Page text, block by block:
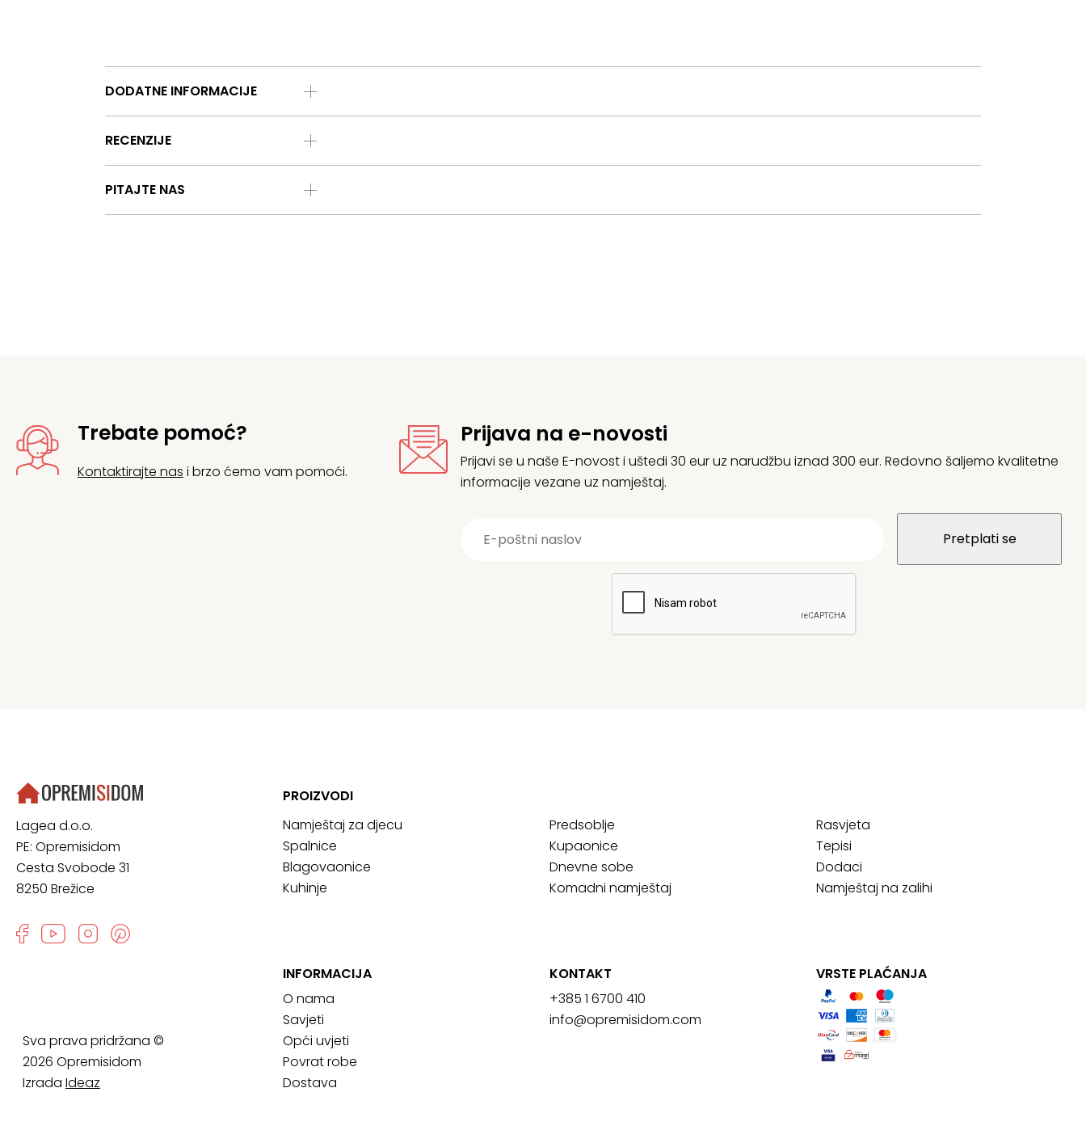
DODATNE INFORMACIJE
RECENZIJE
PITAJTE NAS
Trebate pomoć?
Kontaktirajte nas i brzo ćemo vam pomoći.
Prijava na e-novosti
Prijavi se u naše E-novost i uštedi 30 eur uz narudžbu iznad 300 eur. Redovno šaljemo kvalitetne
informacije vezane uz namještaj.
Lagea d.o.o.
PE: Opremisidom
Cesta Svobode 31
8250 Brežice
Sva prava pridržana ©
2026 Opremisidom
Izrada Ideaz
PROIZVODI
Namještaj za djecu
Spalnice
Blagovaonice
Kuhinje
Predsoblje
Kupaonice
Dnevne sobe
Komadni namještaj
Rasvjeta
Tepisi
Dodaci
Namještaj na zalihi
INFORMACIJA
O nama
Savjeti
Opći uvjeti
Povrat robe
Dostava
KONTAKT
+385 1 6700 410
info@opremisidom.com
VRSTE PLAĆANJA